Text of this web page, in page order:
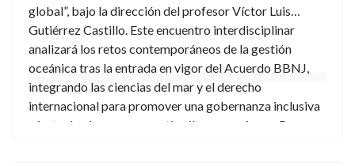
global”, bajo la dirección del profesor Víctor Luis
Gutiérrez Castillo. Este encuentro interdisciplinar
analizará los retos contemporáneos de la gestión
oceánica tras la entrada en vigor del Acuerdo BBNJ,
integrando las ciencias del mar y el derecho
internacional para promover una gobernanza inclusiva
y justa desde una perspectiva iberoamericana. Para